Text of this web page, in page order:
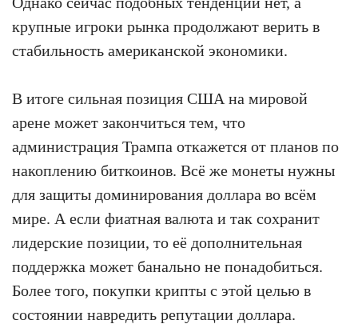
крупные игроки рынка продолжают верить в
стабильность американской экономики.
В итоге сильная позиция США на мировой
арене может закончиться тем, что
администрация Трампа откажется от планов по
накоплению биткоинов. Всё же монеты нужны
для защиты доминирования доллара во всём
мире. А если фиатная валюта и так сохранит
лидерские позиции, то её дополнительная
поддержка может банально не понадобиться.
Более того, покупки крипты с этой целью в
состоянии навредить репутации доллара.